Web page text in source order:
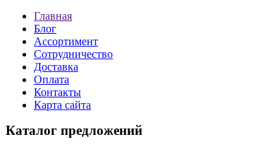
Главная
Блог
Ассортимент
Сотрудничество
Доставка
Оплата
Контакты
Карта сайта
Каталог предложений